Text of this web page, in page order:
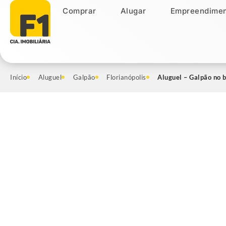
Comprar Alugar
Comprar Alugar
Início Aluguel Galpão Florianópolis Aluguel – Galpão no